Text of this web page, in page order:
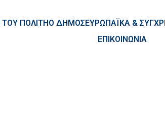
ΠΟΛΙΤΗΟ ΔΗΜΟΣΕΥΡΩΠΑΪΚΑ &
ΕΠΙΚΟΙΝΩΝΙΑ